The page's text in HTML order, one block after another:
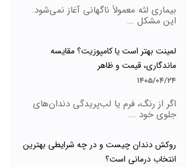
بیماری لثه معمولاً ناگهانی آغاز نمی‌شود.
این مشکل ...
لمینت بهتر است یا کامپوزیت؟ مقایسه
ماندگاری، قیمت و ظاهر
1405/04/24
اگر از رنگ، فرم یا لب‌پریدگی دندان‌های
جلوی خود ...
روکش دندان چیست و در چه شرایطی بهترین
انتخاب درمانی است؟